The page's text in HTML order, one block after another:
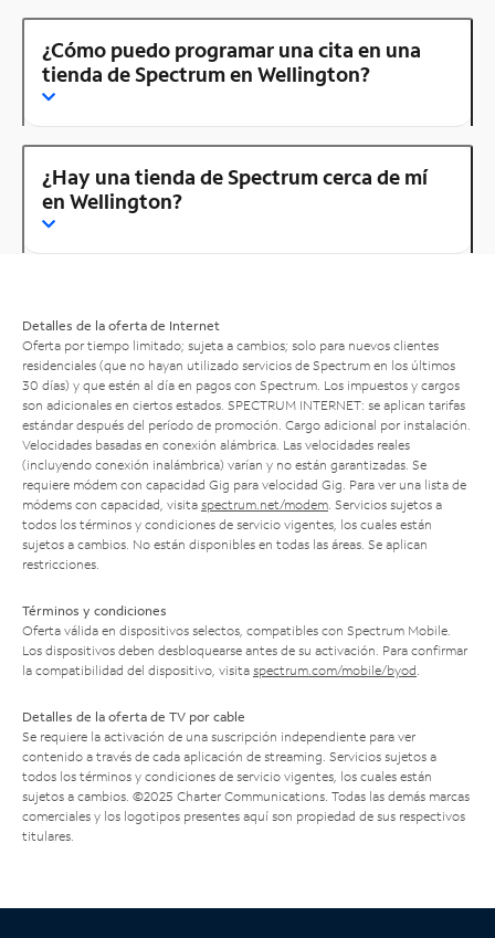
¿Cómo puedo programar una cita en una
tienda de Spectrum en Wellington?
¿Hay una tienda de Spectrum cerca de mí
en Wellington?
Detalles de la oferta de Internet
Oferta por tiempo limitado; sujeta a cambios; solo para nuevos clientes
residenciales (que no hayan utilizado servicios de Spectrum en los últimos
30 días) y que estén al día en pagos con Spectrum. Los impuestos y cargos
son adicionales en ciertos estados. SPECTRUM INTERNET: se aplican tarifas
estándar después del período de promoción. Cargo adicional por instalación.
Velocidades basadas en conexión alámbrica. Las velocidades reales
(incluyendo conexión inalámbrica) varían y no están garantizadas. Se
requiere módem con capacidad Gig para velocidad Gig. Para ver una lista de
módems con capacidad, visita spectrum.net/modem . Servicios sujetos a
todos los términos y condiciones de servicio vigentes, los cuales están
sujetos a cambios. No están disponibles en todas las áreas. Se aplican
restricciones.
Términos y condiciones
Oferta válida en dispositivos selectos, compatibles con Spectrum Mobile.
Los dispositivos deben desbloquearse antes de su activación. Para confirmar
la compatibilidad del dispositivo, visita spectrum.com/mobile/byod
Detalles de la oferta de TV por cable
Se requiere la activación de una suscripción independiente para ver
contenido a través de cada aplicación de streaming. Servicios sujetos a
todos los términos y condiciones de servicio vigentes, los cuales están
sujetos a cambios. ©2025 Charter Communications. Todas las demás marcas
comerciales y los logotipos presentes aquí son propiedad de sus respectivos
titulares.